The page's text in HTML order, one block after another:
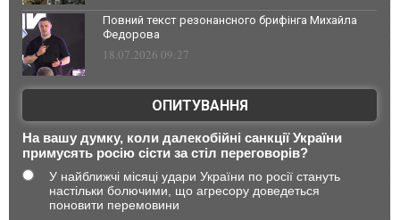
Повний текст резонансного брифінга Михайла
Федорова
18.07.2026 09:27
ОПИТУВАННЯ
На вашу думку, коли далекобійні санкції України
примусять росію сісти за стіл переговорів?
У найближчі місяці удари України по росії стануть
настільки болючими, що агресору доведеться
поновити перемовини